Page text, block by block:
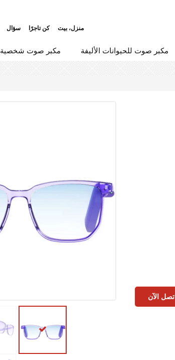
منزل، بيت كن تاجرًا سؤال
مكبر صوت للحيوانات الأليفة مكبر صوت شخصية
اتصل الآن